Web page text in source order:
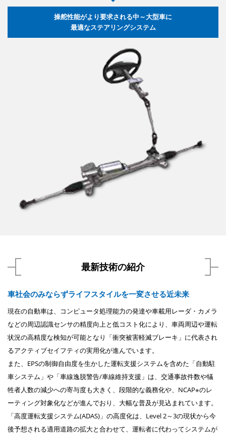
操舵性能がより要求される中～大型車に
最適なステアリングシステム
最新技術の紹介
車社会のみならずライフスタイルを一変させる近未来
現在の自動車は、コンピュータ処理能力の発達や車載用レーダ・カメラ
などの周辺認識センサの精度向上と低コスト化により、車両周辺や運転
状況の高精度な検知が可能となり「衝突被害軽滅ブレーキ」に代表され
るアクティブセイフティの実用化が進んでいます。
また、EPSの制御自由度を生かした運転支援システムを含めた「自動駐
車システム」や「車線逸脱警告/車線維持支援」は、交通事故件数や犠
牲者人数の減少への寄与度も大きく、段階的な義務化や、NCAP※のレ
ーティング対象化などが進んでおり、大幅な普及が見込まれています。
「高度運転支援システム(ADAS)」の高度化は、Level 2～3の現状から今
後予想される適用道路の拡大と合わせて、運転者に代わってシステムが